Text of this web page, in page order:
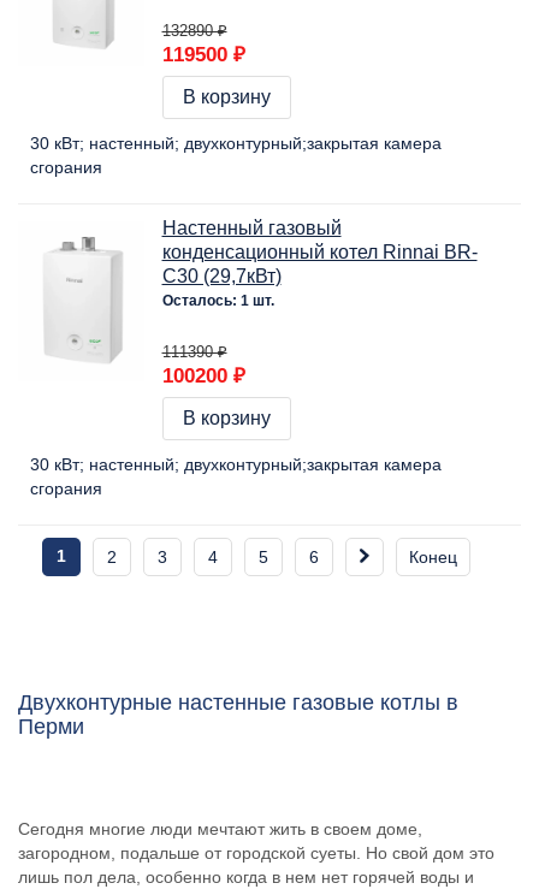
132890 ₽
119500 ₽
В корзину
30 кВт настенный двухконтурный закрытая камера
сгорания
Настенный газовый
конденсационный котел Rinnai BR-
С30 (29,7кВт)
Осталось: 1 шт.
111390 ₽
100200 ₽
В корзину
30 кВт настенный двухконтурный закрытая камера
сгорания
1 2 3 4 5 6 Конец
Двухконтурные настенные газовые котлы в
Перми
Сегодня многие люди мечтают жить в своем доме,
загородном, подальше от городской суеты. Но свой дом это
лишь пол дела, особенно когда в нем нет горячей воды и